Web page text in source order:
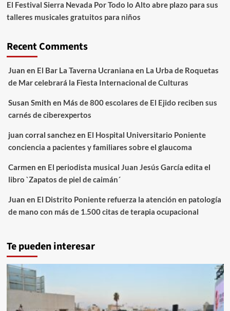
El Festival Sierra Nevada Por Todo lo Alto abre plazo para sus
talleres musicales gratuitos para niños
Recent Comments
Juan en El Bar La Taverna Ucraniana en La Urba de Roquetas
de Mar celebrará la Fiesta Internacional de Culturas
Susan Smith en Más de 800 escolares de El Ejido reciben sus
carnés de ciberexpertos
juan corral sanchezen El Hospital Universitario Poniente
conciencia a pacientes y familiares sobre el glaucoma
Carmen en El periodista musical Juan Jesús García edita el
libro `Zapatos de piel de caimán´
Juan en El Distrito Poniente refuerza la atención en patología
de mano con más de 1.500 citas de terapia ocupacional
Te pueden interesar